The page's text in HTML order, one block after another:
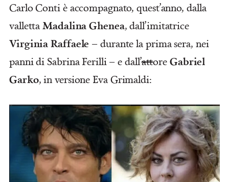
Carlo Conti è accompagnato, quest’anno, dalla
vallettaMadalina Ghenea, dall’imitatrice
Virginia Raffaele – durante la prima sera, nei
panni di Sabrina Ferilli – e dall’attoreGabriel
Garko, in versione Eva Grimaldi: